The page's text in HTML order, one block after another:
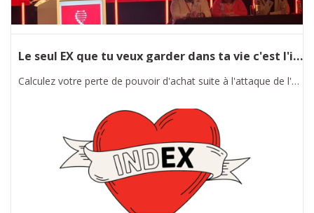
Le seul EX que tu veux garder dans ta vie c'est l'index
Calculez votre perte de pouvoir d'achat suite à l'attaque de l'Arizona contre l'indexation automatique avec notre calculateur.